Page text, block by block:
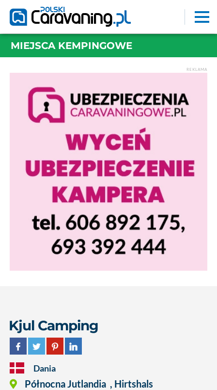
MIEJSCA KEMPINGOWE
REKLAMA
Kjul Camping
Dania
Północna Jutlandia , Hirtshals